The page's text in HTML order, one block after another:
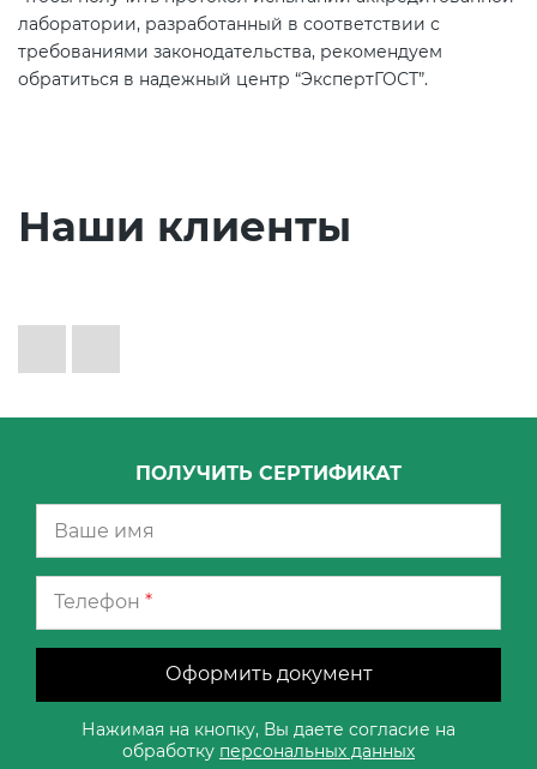
лаборатории, разработанный в соответствии с
требованиями законодательства, рекомендуем
обратиться в надежный центр “ЭкспертГОСТ”.
Наши клиенты
ПОЛУЧИТЬ СЕРТИФИКАТ
Телефон *
Оформить документ
Нажимая на кнопку, Вы даете согласие на
обработку персональных данных